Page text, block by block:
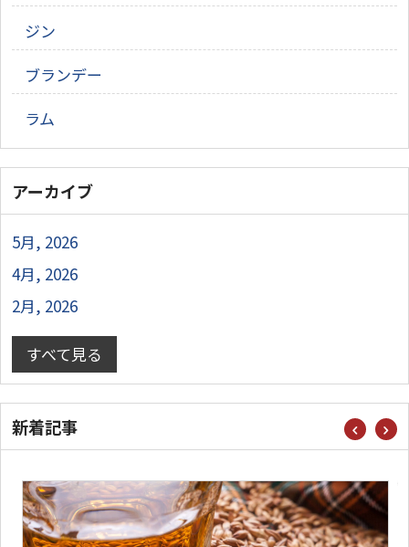
ジン
ブランデー
ラム
アーカイブ
5月, 2026
4月, 2026
2月, 2026
すべて見る
新着記事